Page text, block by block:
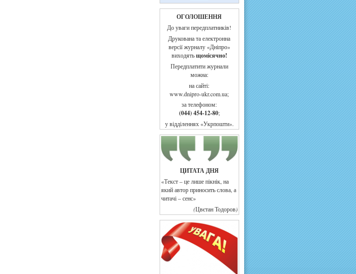
ОГОЛОШЕННЯ
До уваги передплатників!
Друкована та електронна
версії журналу «Дніпро»
виходятьщомісячно!
Передплатити журнали
можна:
на сайті:
www.dnipro-ukr.com.ua;
за телефоном:
(044) 454-12-80;
у відділеннях «Укрпошти».
ЦИТАТА ДНЯ
«Текст – це лише пікнік, на
який автор приносить слова, а
читачі – сенс»
(Цвєтан Тодоров)